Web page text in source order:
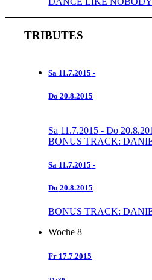
TRIBUTES
Sa 11.7.2015 -
Do 20.8.2015
Sa 11.7.2015 -Do
BONUS TRACK:
Sa 11.7.2015 -
Do 20.8.2015
BONUS TRACK:
Woche 8
Fr 17.7.2015